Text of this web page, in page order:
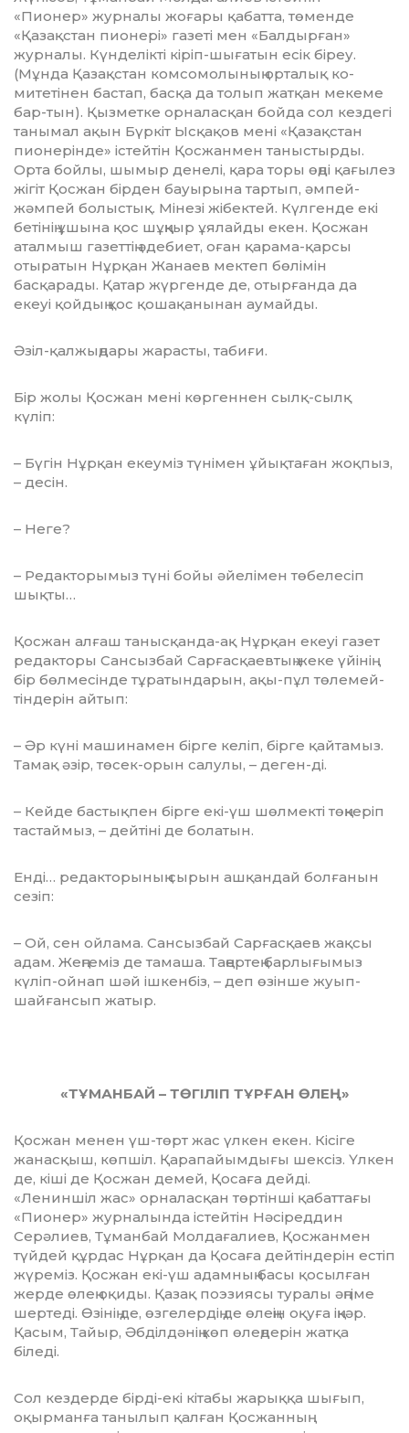
«Пионер» журналы жоғары қа­бат­та, төменде
«Қазақстан пионері» га­зе­ті мен «Балдырған»
журналы. Күн­де­лікті кіріп-шығатын есік біреу.
(Мұнда Қа­зақстан комсомолының орталық ко­
митетінен бастап, басқа да толып жатқан мекеме
бар-тын). Қызметке орналасқан бойда сол кездегі
танымал ақын Бүркіт Ысқақов мені «Қазақстан
пионерінде» істейтін Қосжанмен таныстырды.
Орта бойлы, шымыр денелі, қара торы өңді қа­ғылез
жігіт Қосжан бірден бауырына тар­тып, әмпей-
жәмпей болыстық. Мі­незі жібектей. Күлгенде екі
бетінің ұшы­на қос шұңқыр ұялайды екен. Қосжан
атал­мыш газеттің әдебиет, оған қарама-қар­сы
отыратын Нұрқан Жанаев мектеп бө­лімін
басқарады. Қатар жүргенде де, отыр­ғанда да
екеуі қойдың қос қоша­қа­ны­нан аумайды.
Әзіл-қалжыңдары жарасты, табиғи.
Бір жолы Қосжан мені көргеннен сылқ-сылқ
күліп:
– Бүгін Нұрқан екеуміз түнімен ұйық­таған жоқпыз,
– десін.
– Неге?
– Редакторымыз түні бойы әйелімен тө­белесіп
шықты…
Қосжан алғаш танысқанда-ақ Нұр­қан екеуі газет
редакторы Сансызбай Сар­ғасқаевтың жеке үйінің
бір бөл­ме­сін­де тұратындарын, ақы-пұл төлемей­
тіндерін айтып:
– Әр күні машинамен бірге келіп, бір­ге қайтамыз.
Тамақ әзір, төсек-орын салу­лы, – деген-ді.
– Кейде бастықпен бірге екі-үш шөл­мек­ті төңкеріп
тастаймыз, – дейтіні де болатын.
Енді… редакторының сырын ашқан­дай болғанын
сезіп:
– Ой, сен ойлама. Сансызбай Сар­ғас­қаев жақсы
адам. Жеңгеміз де тамаша. Таңертең барлығымыз
күліп-ойнап шәй ішкенбіз, – деп өзінше жуып-
шай­ғансып жатыр.
«ТҰМАНБАЙ – ТӨГІЛІП ТҰРҒАН ӨЛЕҢ»
Қосжан менен үш-төрт жас үлкен екен. Кісіге
жанасқыш, көпшіл. Қара­пайым­дығы шексіз. Үлкен
де, кіші де Қос­жан демей, Қосаға дейді.
«Лениншіл жас» орналасқан төртінші қабаттағы
«Пио­нер» журналында істейтін Нәсі­ред­дин
Серәлиев, Тұманбай Молдаға­лиев, Қосжанмен
түйдей құрдас Нұрқан да Қосаға дейтіндерін естіп
жүреміз. Қос­жан екі-үш адамның басы қосылған
жер­де өлең оқиды. Қазақ поэзиясы тура­лы әңгіме
шертеді. Өзінің де, өзгелердің де өлеңін оқуға іңкәр.
Қасым, Тайыр, Әбділдәнің көп өлеңдерін жатқа
біледі.
Сол кездерде бірді-екі кітабы жарық­қа шығып,
оқырманға танылып қалған Қосжанның